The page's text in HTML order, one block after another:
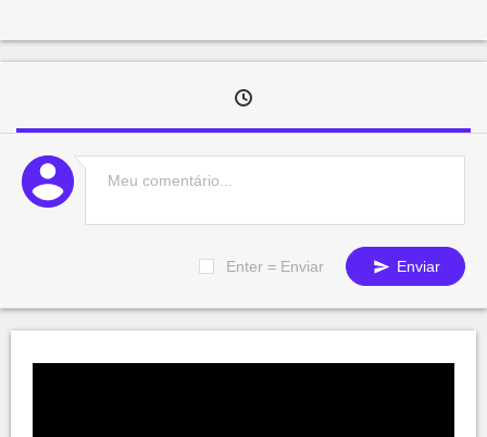
Enter = Enviar Enviar